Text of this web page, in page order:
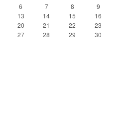
6 7 8
9
13 14 15
16
20 21 22
23
27 28 29
30